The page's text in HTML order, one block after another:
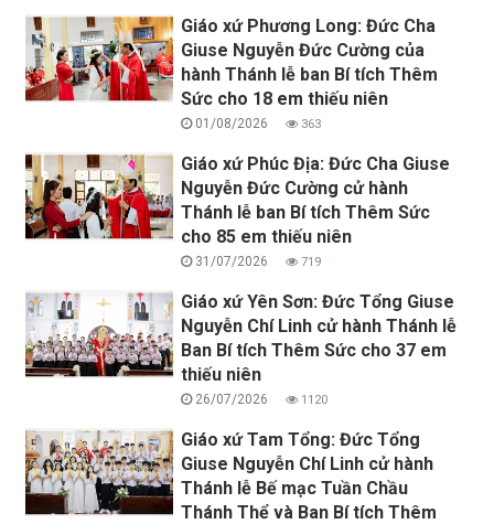
Giáo xứ Phương Long: Đức Cha
Giuse Nguyễn Đức Cường của
hành Thánh lễ ban Bí tích Thêm
Sức cho 18 em thiếu niên
01/08/2026 363
Giáo xứ Phúc Địa: Đức Cha Giuse
Nguyễn Đức Cường cử hành
Thánh lễ ban Bí tích Thêm Sức
cho 85 em thiếu niên
31/07/2026 719
Giáo xứ Yên Sơn: Đức Tổng Giuse
Nguyễn Chí Linh cử hành Thánh lễ
Ban Bí tích Thêm Sức cho 37 em
thiếu niên
26/07/2026 1120
Giáo xứ Tam Tổng: Đức Tổng
Giuse Nguyễn Chí Linh cử hành
Thánh lễ Bế mạc Tuần Chầu
Thánh Thể và Ban Bí tích Thêm